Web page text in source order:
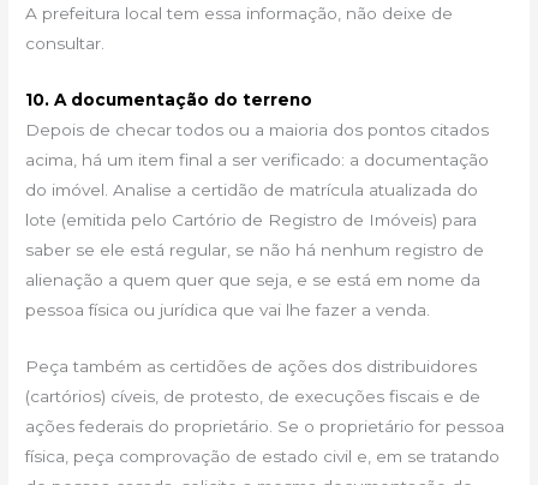
A prefeitura local tem essa informação, não deixe de
consultar.
10. A documentação do terreno
Depois de checar todos ou a maioria dos pontos citados
acima, há um item final a ser verificado: a documentação
do imóvel. Analise a certidão de matrícula atualizada do
lote (emitida pelo Cartório de Registro de Imóveis) para
saber se ele está regular, se não há nenhum registro de
alienação a quem quer que seja, e se está em nome da
pessoa física ou jurídica que vai lhe fazer a venda.
Peça também as certidões de ações dos distribuidores
(cartórios) cíveis, de protesto, de execuções fiscais e de
ações federais do proprietário. Se o proprietário for pessoa
física, peça comprovação de estado civil e, em se tratando